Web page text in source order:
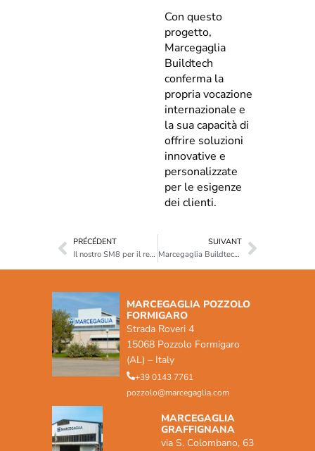
Con questo
progetto,
Marcegaglia
Buildtech
conferma la
propria vocazione
internazionale e
la sua capacità di
offrire soluzioni
innovative e
personalizzate
per le esigenze
dei clienti.
PRÉCÉDENT
Il nostro SM8 per il restauro della Basilica di San Pietro, in Vaticano
SUIVANT
Marcegaglia Buildtech a Construmat Barcellona 2024: scopri le nostre soluzioni industriali all’avanguardia
MARCEGAGLIA POZZOLO
FORMIGARO
Strada Roveri 4
15068 Pozzolo Formigaro
(AL) – Italy
+39 0143 7761
pozzolo@marcegaglia.com
MARCEGAGLIA
GRAFFIGNANA
via S. Colombano, 63